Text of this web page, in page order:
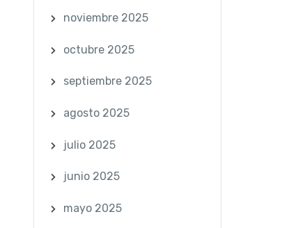
noviembre 2025
octubre 2025
septiembre 2025
agosto 2025
julio 2025
junio 2025
mayo 2025